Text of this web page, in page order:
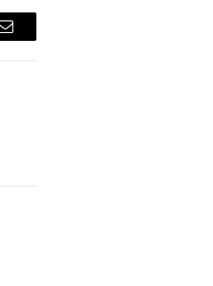
Email